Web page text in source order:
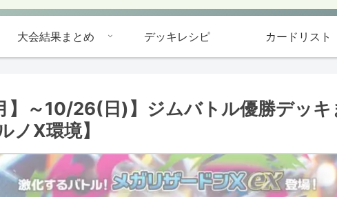
大会結果まとめ デッキレシピ カードリスト
】～10/26(日)】ジムバトル優勝デッキ
ノX環境】